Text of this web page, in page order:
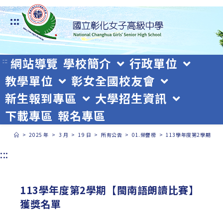
跳
轉
至
主
要
內
容
:::
::: 網站導覽 學校簡介
行政單位
教學單位
彰女全國校友會
新生報到專區
大學招生資訊
下載專區 報名專區
> 2025 年 > 3 月 > 19 日 > 所有公告 > 01.榮譽榜 > 113學年度第2學期【閩
:::
113學年度第2學期【閩南語朗讀比賽】
獲獎名單